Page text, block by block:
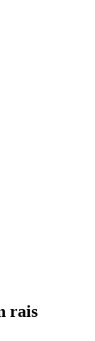
rais